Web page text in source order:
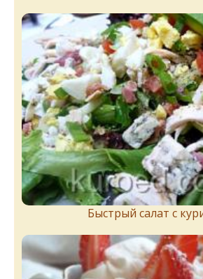
Быстрый салат с